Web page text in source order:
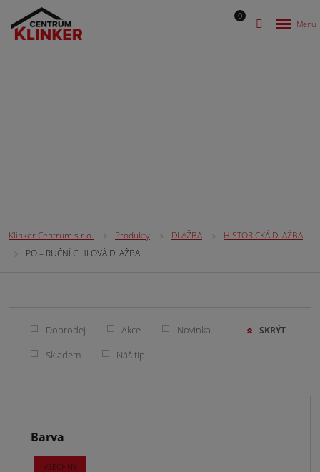
0
Klinker Centrum s.r.o. Produkty DLAŽBA
HISTORICKÁ DLAŽBA
PO – RUČNÍ CIHLOVÁ DLAŽBA
Doprodej Akce
Novinka
Skladem
Náš tip
SKRÝT
Barva
VŠECHNY